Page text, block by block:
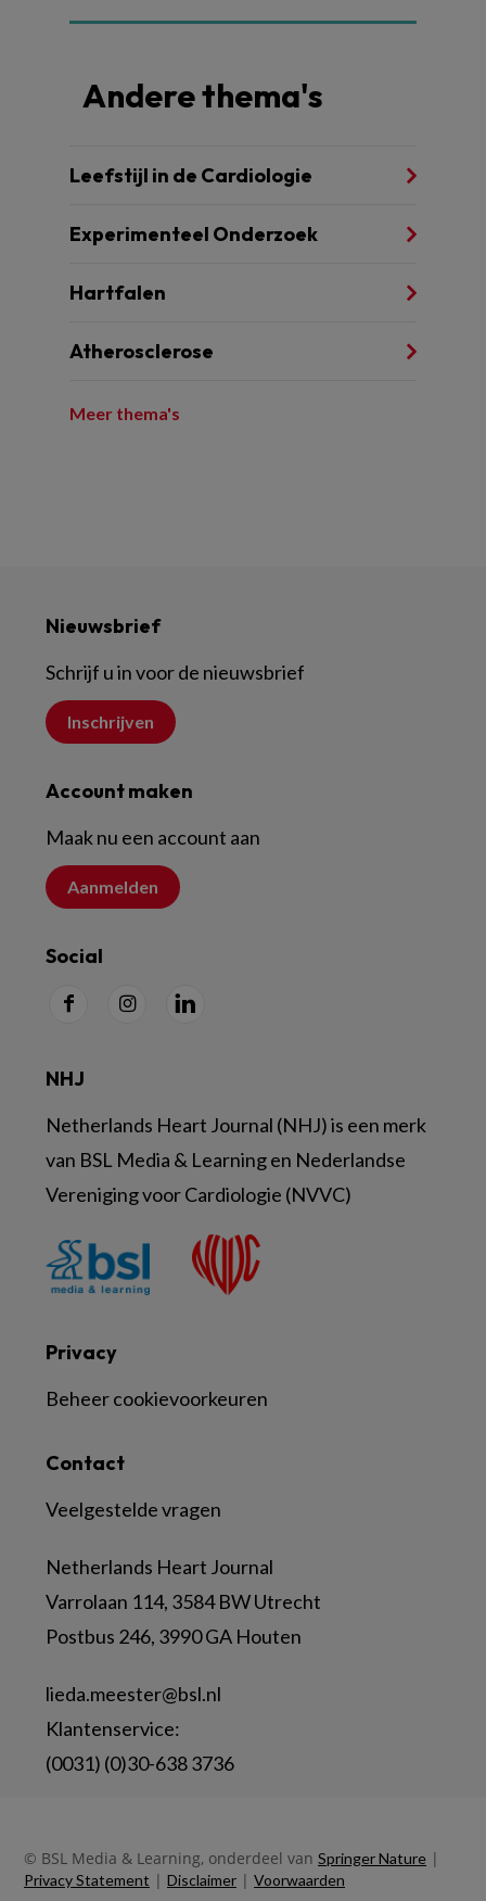
Andere thema's
Leefstijl in de Cardiologie
Experimenteel Onderzoek
Hartfalen
Atherosclerose
Meer thema's
Nieuwsbrief
Schrijf u in voor de nieuwsbrief
Inschrijven
Account maken
Maak nu een account aan
Aanmelden
Social
Contact
Veelgestelde vragen
Netherlands Heart Journal
Varrolaan 114, 3584 BW Utrecht
Postbus 246, 3990 GA Houten
lieda.meester@bsl.nl
Klantenservice:
(0031) (0)30-638 3736
Privacy
Beheer cookievoorkeuren
NHJ
Netherlands Heart Journal (NHJ) is een merk
van BSL Media & Learning en Nederlandse
Vereniging voor Cardiologie (NVVC)
© BSL Media & Learning, onderdeel van Springer Nature |
Privacy Statement | Disclaimer | Voorwaarden